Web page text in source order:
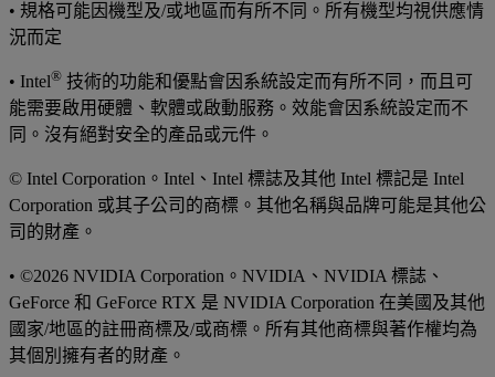
• 規格可能因機型及/或地區而有所不同。所有機型均視供應情
況而定
• Intel® 技術的功能和優點會因系統設定而有所不同，而且可
能需要啟用硬體、軟體或啟動服務。效能會因系統設定而不
同。沒有絕對安全的產品或元件。
© Intel Corporation。Intel、Intel 標誌及其他 Intel 標記是 Intel
Corporation 或其子公司的商標。其他名稱與品牌可能是其他公
司的財產。
• ©2026 NVIDIA Corporation。NVIDIA、NVIDIA 標誌、
GeForce 和 GeForce RTX 是 NVIDIA Corporation 在美國及其他
國家/地區的註冊商標及/或商標。所有其他商標與著作權均為
其個別擁有者的財產。